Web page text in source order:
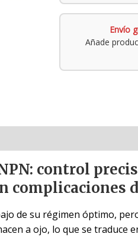
Envío
Añade
control
complicaciones
de su régimen óptimo,
a ojo, lo que se traduce